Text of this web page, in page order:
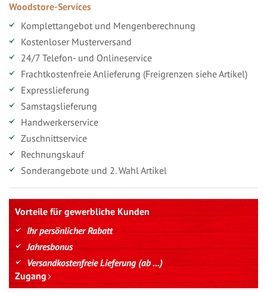
Woodstore-Services
Komplettangebot und Mengenberechnung
Kostenloser Musterversand
24/7 Telefon- und Onlineservice
Frachtkostenfreie Anlieferung (Freigrenzen siehe Artikel)
Expresslieferung
Samstagslieferung
Handwerkerservice
Zuschnittservice
Rechnungskauf
Sonderangebote und 2. Wahl Artikel
Vorteile für gewerbliche Kunden
Ihr persönlicher Rabatt
Jahresbonus
Versandkostenfreie Lieferung (ab ...)
Zugang